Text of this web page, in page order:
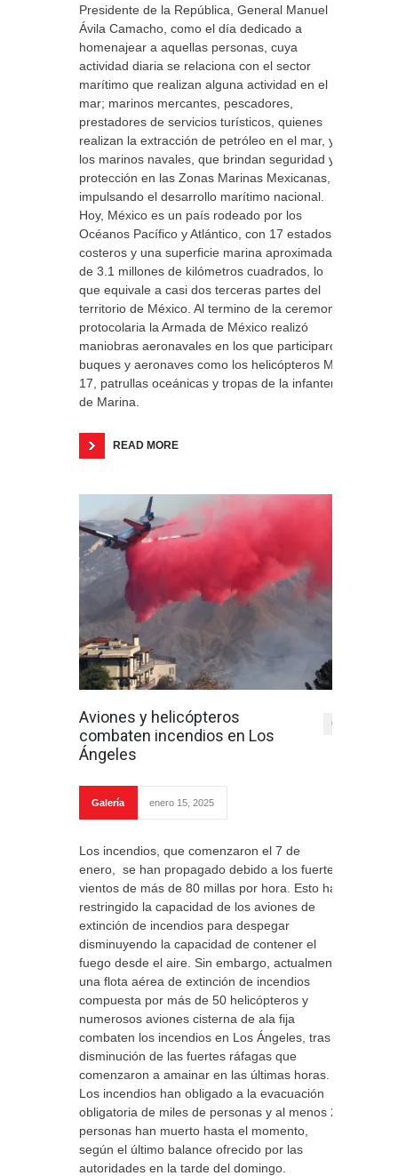
Presidente de la República, General Manuel
Ávila Camacho, como el día dedicado a
homenajear a aquellas personas, cuya
actividad diaria se relaciona con el sector
marítimo que realizan alguna actividad en el
mar; marinos mercantes, pescadores,
prestadores de servicios turísticos, quienes
realizan la extracción de petróleo en el mar, y
los marinos navales, que brindan seguridad y
protección en las Zonas Marinas Mexicanas,
impulsando el desarrollo marítimo nacional.
Hoy, México es un país rodeado por los
Océanos Pacífico y Atlántico, con 17 estados
costeros y una superficie marina aproximada
de 3.1 millones de kilómetros cuadrados, lo
que equivale a casi dos terceras partes del
territorio de México. Al termino de la ceremonia
protocolaria la Armada de México realizó
maniobras aeronavales en los que participaron
buques y aeronaves como los helicópteros MI-
17, patrullas oceánicas y tropas de la infantería
de Marina.
READ MORE
Aviones y helicópteros
combaten incendios en Los
Ángeles
0
Galería enero 15, 2025
Los incendios, que comenzaron el 7 de
enero, se han propagado debido a los fuertes
vientos ​​de más de 80 millas por hora. Esto ha
restringido la capacidad de los aviones de
extinción de incendios para despegar
disminuyendo la capacidad de contener el
fuego desde el aire. Sin embargo, actualmente
una flota aérea de extinción de incendios
compuesta por más de 50 helicópteros y
numerosos aviones cisterna de ala fija
combaten los incendios en Los Ángeles, tras la
disminución de las fuertes ráfagas que
comenzaron a amainar en las últimas horas.
Los incendios han obligado a la evacuación
obligatoria de miles de personas y al menos 24
personas han muerto hasta el momento,
según el último balance ofrecido por las
autoridades en la tarde del domingo.